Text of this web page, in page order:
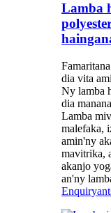
Lamba
dia vita
Ny lamba
dia
Lamba
malefaka,
amin'ny
mavitrika,
akanjo
an'ny
Enquiry